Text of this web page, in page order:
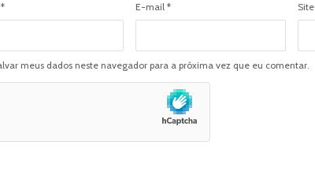
* E-mail * Site
meus dados neste navegador para a próxima vez que eu comentar.